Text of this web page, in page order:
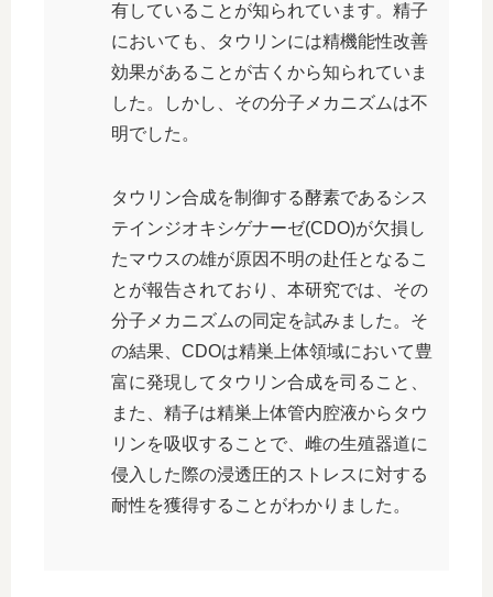
有していることが知られています。精子
においても、タウリンには精機能性改善
効果があることが古くから知られていま
した。しかし、その分子メカニズムは不
明でした。
タウリン合成を制御する酵素であるシス
テインジオキシゲナーゼ(CDO)が欠損し
たマウスの雄が原因不明の赴任となるこ
とが報告されており、本研究では、その
分子メカニズムの同定を試みました。そ
の結果、CDOは精巣上体領域において豊
富に発現してタウリン合成を司ること、
また、精子は精巣上体管内腔液からタウ
リンを吸収することで、雌の生殖器道に
侵入した際の浸透圧的ストレスに対する
耐性を獲得することがわかりました。